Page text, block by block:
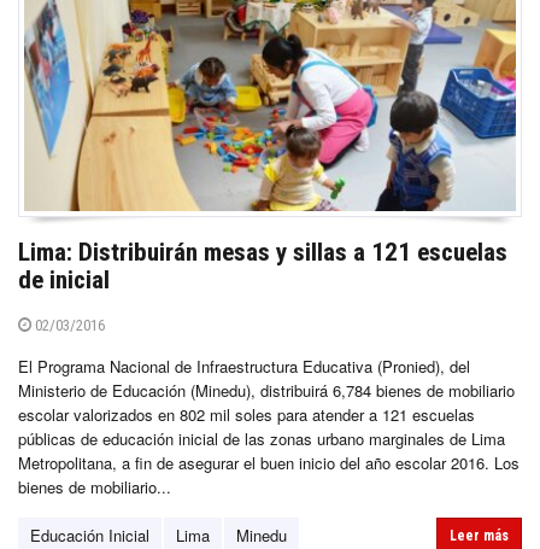
Lima: Distribuirán mesas y sillas a 121 escuelas
de inicial
02/03/2016
El Programa Nacional de Infraestructura Educativa (Pronied), del
Ministerio de Educación (Minedu), distribuirá 6,784 bienes de mobiliario
escolar valorizados en 802 mil soles para atender a 121 escuelas
públicas de educación inicial de las zonas urbano marginales de Lima
Metropolitana, a fin de asegurar el buen inicio del año escolar 2016. Los
bienes de mobiliario...
Educación Inicial Lima
Minedu
Leer más